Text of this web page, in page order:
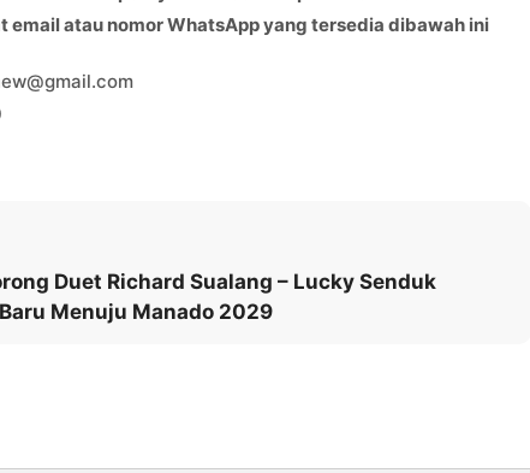
email atau nomor WhatsApp yang tersedia dibawah ini
Duet Richard Sualang – Lucky Senduk
Menuju Manado 2029